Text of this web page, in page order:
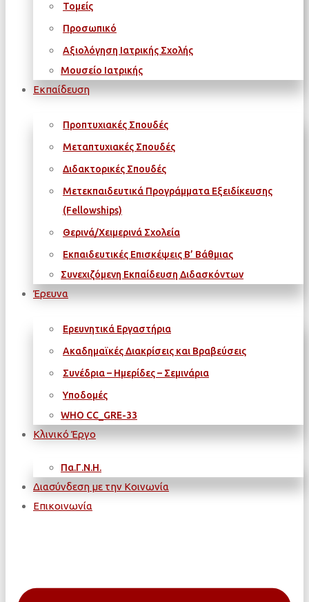
Τομείς
Προσωπικό
Αξιολόγηση Ιατρικής Σχολής
Μουσείο Ιατρικής
Εκπαίδευση
Προπτυχιακές Σπουδές
Μεταπτυχιακές Σπουδές
Διδακτορικές Σπουδές
Μετεκπαιδευτικά Προγράμματα Εξειδίκευσης
(Fellowships)
Θερινά/Χειμερινά Σχολεία
Εκπαιδευτικές Επισκέψεις Β’ Βάθμιας
Συνεχιζόμενη Εκπαίδευση Διδασκόντων
Έρευνα
Ερευνητικά Εργαστήρια
Ακαδημαϊκές Διακρίσεις και Βραβεύσεις
Συνέδρια – Ημερίδες – Σεμινάρια
Υποδομές
WΗΟ CC_GRE-33
Κλινικό Έργο
Πα.Γ.Ν.Η.
Διασύνδεση με την Κοινωνία
Επικοινωνία